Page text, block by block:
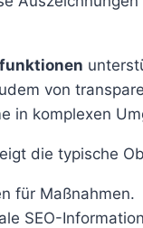
funktionen
von
in komplexen
die typische
für Maßnahmen.
SEO-